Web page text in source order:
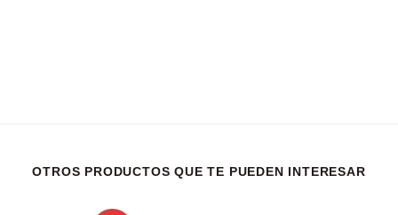
OTROS PRODUCTOS QUE TE PUEDEN INTERESAR